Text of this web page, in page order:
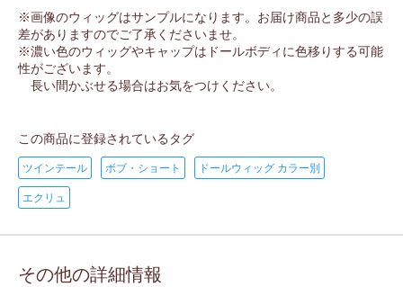
※画像のウィッグはサンプルになります。お届け商品と多少の誤
差がありますのでご了承くださいませ。
※濃い色のウィッグやキャップはドールボディに色移りする可能
性がございます。
長い間かぶせる場合はお気をつけください。
この商品に登録されているタグ
ツインテール ボブ・ショート ドールウィッグ カラー別
エクリュ
その他の詳細情報